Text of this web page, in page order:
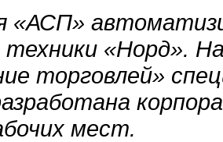
«АСП»
«Норд».
торговлей»
мест.